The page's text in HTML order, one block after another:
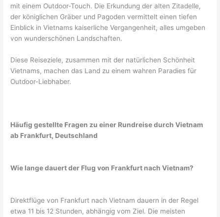
mit einem Outdoor-Touch. Die Erkundung der alten Zitadelle,
der königlichen Gräber und Pagoden vermittelt einen tiefen
Einblick in Vietnams kaiserliche Vergangenheit, alles umgeben
von wunderschönen Landschaften.
Diese Reiseziele, zusammen mit der natürlichen Schönheit
Vietnams, machen das Land zu einem wahren Paradies für
Outdoor-Liebhaber.
Häufig gestellte Fragen zu einer Rundreise durch Vietnam
ab Frankfurt, Deutschland
Wie lange dauert der Flug von Frankfurt nach Vietnam?
Direktflüge von Frankfurt nach Vietnam dauern in der Regel
etwa 11 bis 12 Stunden, abhängig vom Ziel. Die meisten